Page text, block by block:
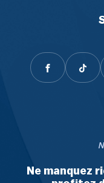
Ne manquez